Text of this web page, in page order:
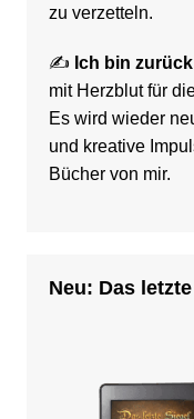
zu verzetteln.
✍️ Ich bin zurück
mit Herzblut für
Es wird wieder
und kreative
Bücher von mir.
Neu: Das